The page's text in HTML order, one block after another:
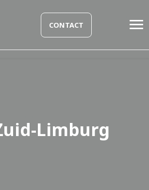
CONTACT
Limburg